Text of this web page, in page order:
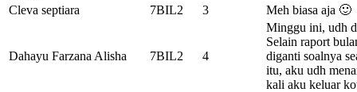
Cleva septiara
7BIL2 3 Meh biasa aja 🙂
Dahayu Farzana Alisha 7BIL2 4
Minggu ini, udh
Selain raport
diganti soalnya
itu, aku udh
kali aku keluar